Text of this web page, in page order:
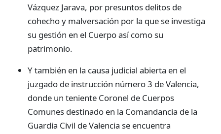
Vázquez Jarava, por presuntos delitos de
cohecho y malversación por la que se investiga
su gestión en el Cuerpo así como su
patrimonio.
Y también en la causa judicial abierta en el
juzgado de instrucción número 3 de Valencia,
donde un teniente Coronel de Cuerpos
Comunes destinado en la Comandancia de la
Guardia Civil de Valencia se encuentra